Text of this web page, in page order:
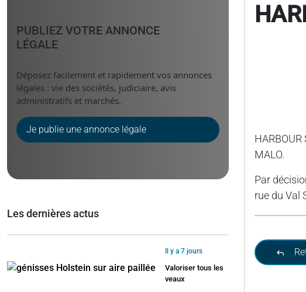
MALO.
Par
rue du Val
PUBLIEZ VOTRE ANNONCE
LÉGALE
Déposez facilement et rapidement vos annonces
légales : vie des sociétés, judiciaire, avis
administratifs et marchés.
Je publie une annonce légale
Les dernières actus
Il y a 7 jours
Valoriser tous les
veaux